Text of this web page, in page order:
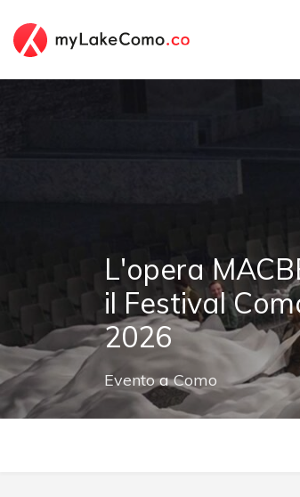
L'opera
il Festival
2026
EventoaComo